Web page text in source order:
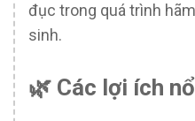
đục trong quá trình
sinh.
🌿 Các lợi ích